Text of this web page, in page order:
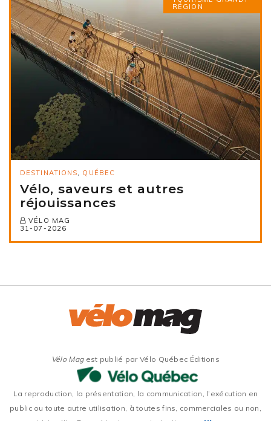
RÉGION
DESTINATIONS, QUÉBEC
Vélo, saveurs et autres
réjouissances
VÉLO MAG
31-07-2026
Vélo Magest publié par Vélo Québec Éditions
La reproduction, la présentation, la communication, l’exécution en
public ou toute autre utilisation, à toutes fins, commerciales ou non,